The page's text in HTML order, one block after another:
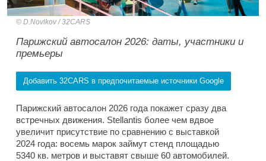
D.Novikov / 32CARS
Парижский автосалон 2026: даты, участники и
премьеры
Добавить 32CARS в предпочитаемые источники Google
Парижский автосалон 2026 года покажет сразу два
встречных движения. Stellantis более чем вдвое
увеличит присутствие по сравнению с выставкой
2024 года: восемь марок займут стенд площадью
5340 кв. метров и выставят свыше 60 автомобилей.